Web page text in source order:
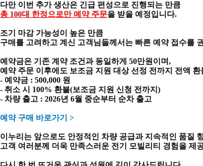
다만 이번 추가 생산은 긴급 편성으로 진행되는 만큼
총 100대 한정으로만 예약 주문을 받을 예정입니다.
조기 마감 가능성이 높은 만큼
구매를 고려하고 계신 고객님들께서는 빠른 예약 접수를
예약금은 기존 계약 조건과 동일하게 50만원이며,
예약 주문 이후에도 보조금 지원 대상 선정 전까지 전액
- 예약금 : 500,000 원
- 취소 시 100% 환불(보조금 지원 신청 전까지)
- 차량 출고 : 2026년 6월 중순부터 순차 출고
예약 구매 바로가기 >
이누리는 앞으로도 안정적인 차량 공급과 지속적인 품질
고객 여러분께 더욱 만족스러운 전기 모빌리티 경험을 제